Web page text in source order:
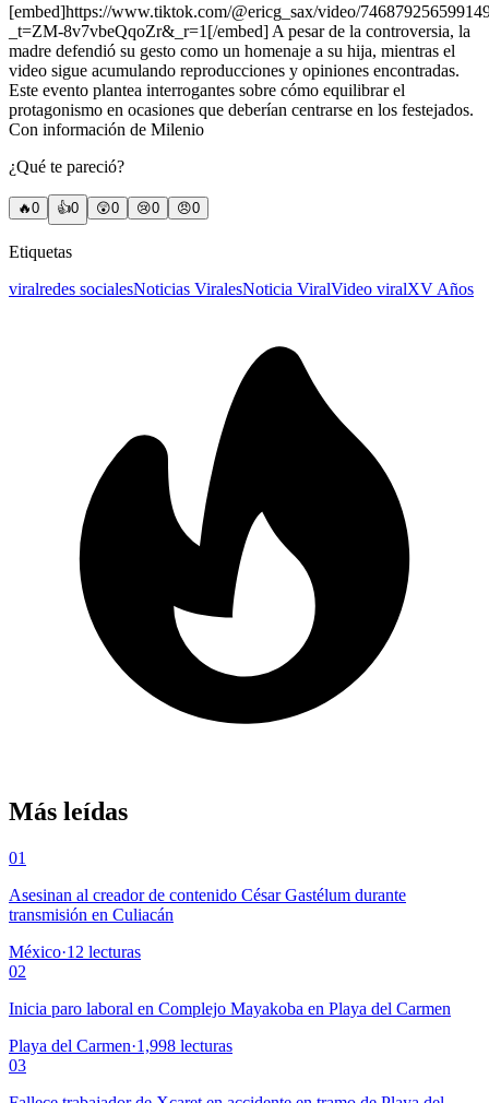
[embed]https://www.tiktok.com/@ericg_sax/video/
_t=ZM-8v7vbeQqoZr&_r=1[/embed] A pesar de la controversia, la
madre defendió su gesto como un homenaje a su hija, mientras el
video sigue acumulando reproducciones y opiniones encontradas.
Este evento plantea interrogantes sobre cómo equilibrar el
protagonismo en ocasiones que deberían centrarse en los festejados.
Con información de Milenio
¿Qué te pareció?
🔥0 👍0 😲0 😢0 😠0
Etiquetas
viralredes socialesNoticias ViralesNoticia ViralVideo viralXV Años
Más leídas
01
Asesinan al creador de contenido César Gastélum durante
transmisión en Culiacán
México·12 lecturas
02
Inicia paro laboral en Complejo Mayakoba en Playa del Carmen
Playa del Carmen·1,998 lecturas
03